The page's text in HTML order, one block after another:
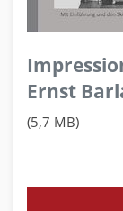
Ernst
(5,7 MB)